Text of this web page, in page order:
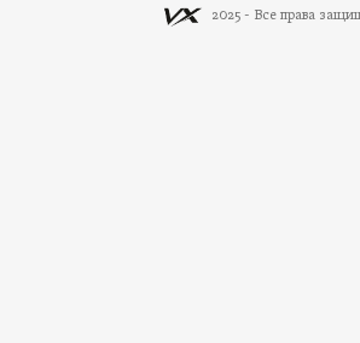
2025 - Все права